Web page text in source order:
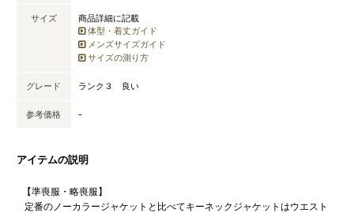
サイズ
商品詳細に記載
体型・着丈ガイド
メンズサイズガイド
サイズの測り方
グレード ランク３ 良い
参考価格 -
アイテムの説明
【準喪服・略喪服】
定番のノーカラージャケットと比べてキーネックジャケットはウエスト